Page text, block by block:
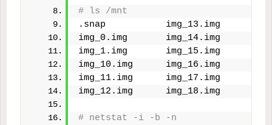
# ls /mnt
.snap           img_13.img
img_0.img       img_14.img
img_1.img       img_15.img
img_10.img      img_16.img
img_11.img      img_17.img
img_12.img      img_18.img
# netstat -i -b -n